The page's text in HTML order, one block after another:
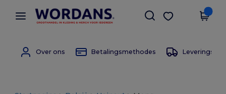
× Wordans-app
Betere prijzen in de app!
Download app
Over ons Betalingsmethodes Leverings